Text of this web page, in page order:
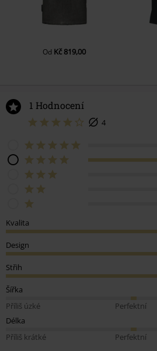
Od Kč 819,00
1 Hodnocení
4
Kvalita
Design
Střih
Šířka
Příliš úzké
Perfektní
Délka
Příliš krátké
Perfektní